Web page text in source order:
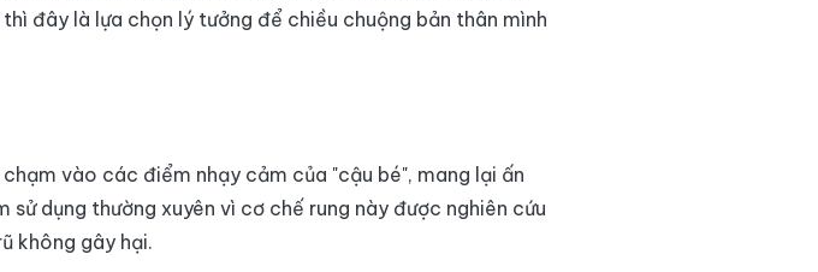
đây là lựa chọn lý tưởng để chiều chuộng bản thân mình
vào các điểm nhạy cảm của "cậu bé", mang lại ấn
dụng thường xuyên vì cơ chế rung này được nghiên cứu
không gây hại.